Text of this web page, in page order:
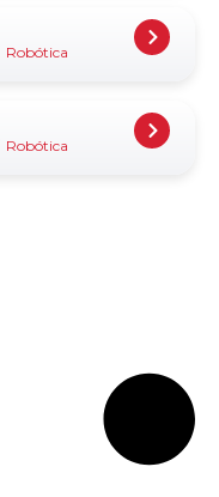
Robótica
Robótica